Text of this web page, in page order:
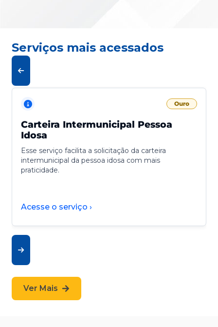
Serviços mais acessados
Ouro
Carteira Intermunicipal Pessoa
Idosa
Esse serviço facilita a solicitação da carteira
intermunicipal da pessoa idosa com mais
praticidade.
Acesse o serviço ›
Ver Mais